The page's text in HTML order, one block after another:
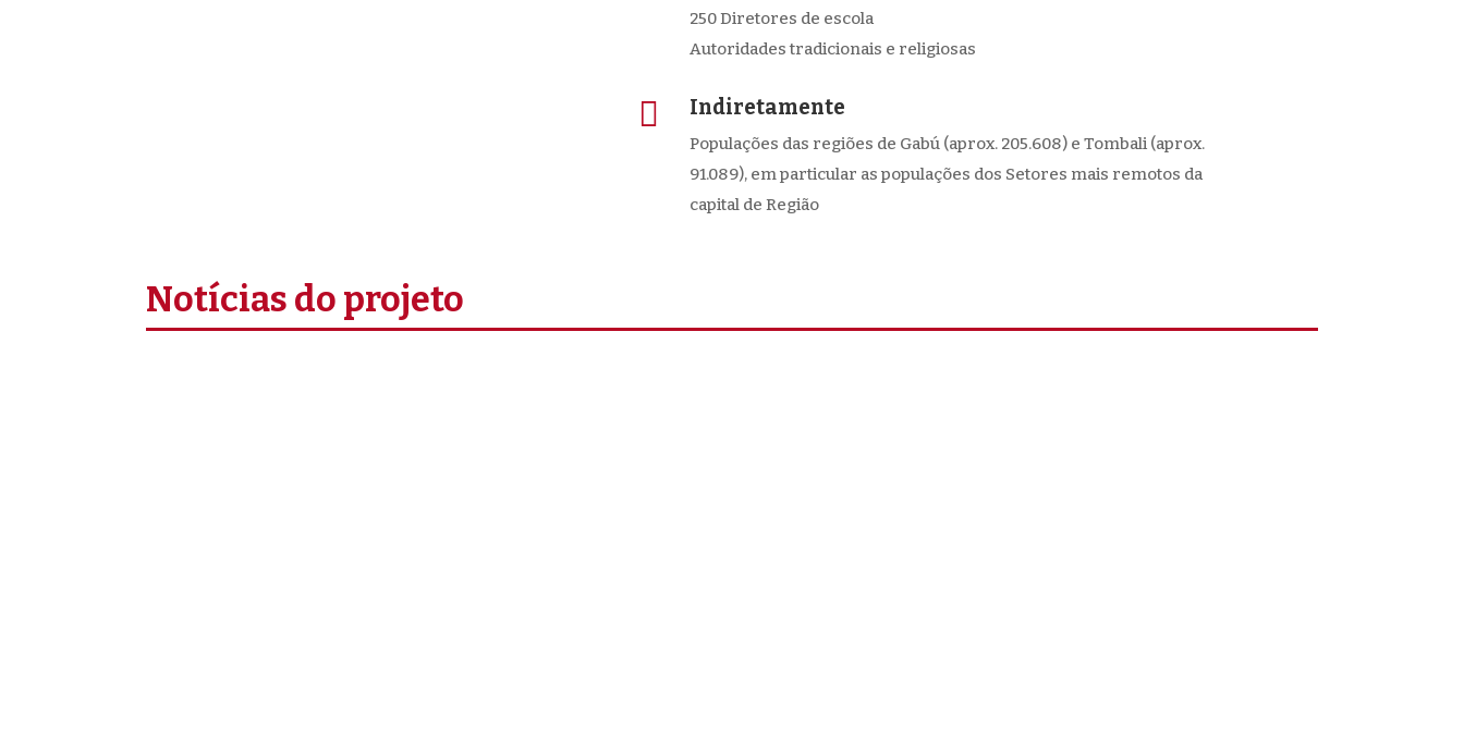
250 Diretores de escola
Autoridades tradicionais e religiosas
 Indiretamente
Populações das regiões de Gabú (aprox. 205.608) e Tombali (aprox.
91.089), em particular as populações dos Setores mais remotos da
capital de Região
Notícias do projeto